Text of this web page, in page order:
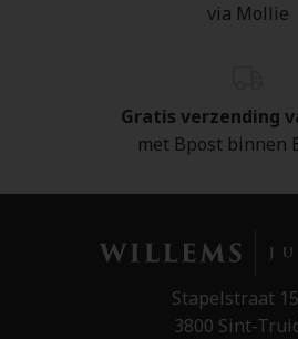
via Mollie
Gratis verzending
met Bpost binnen
Stapelstraat
3800 Sint-